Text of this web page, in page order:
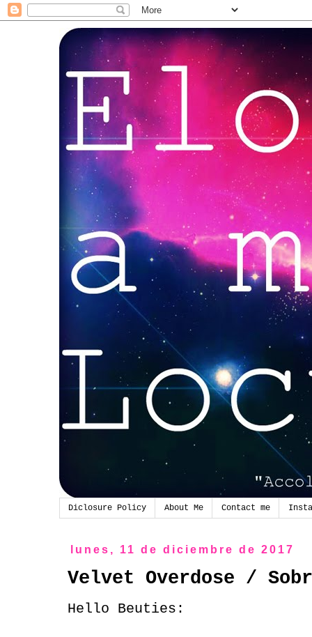
Diclosure Policy About Me Contact me
lunes, 11 de diciembre de 2017
Velvet Overdose /
Hello Beuties: